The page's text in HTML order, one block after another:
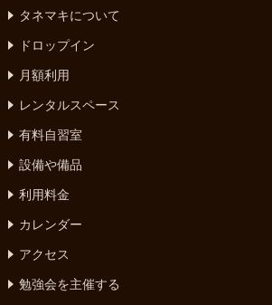
タネマキについて
ドロップイン
月額利用
レンタルスペース
有料自習室
設備や備品
利用料金
カレンダー
アクセス
勉強会を主催する